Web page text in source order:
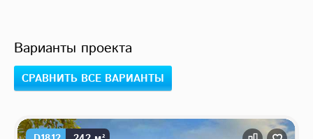
Варианты проекта
СРАВНИТЬ ВСЕ ВАРИАНТЫ